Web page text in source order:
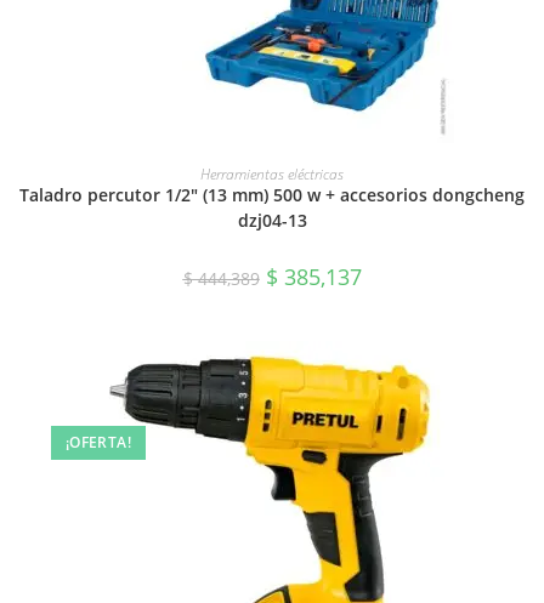
AÑADIR AL CARRITO
Herramientas eléctricas
Taladro percutor 1/2″ (13 mm) 500 w + accesorios dongcheng
dzj04-13
$444,389 $ 385,137
¡OFERTA!